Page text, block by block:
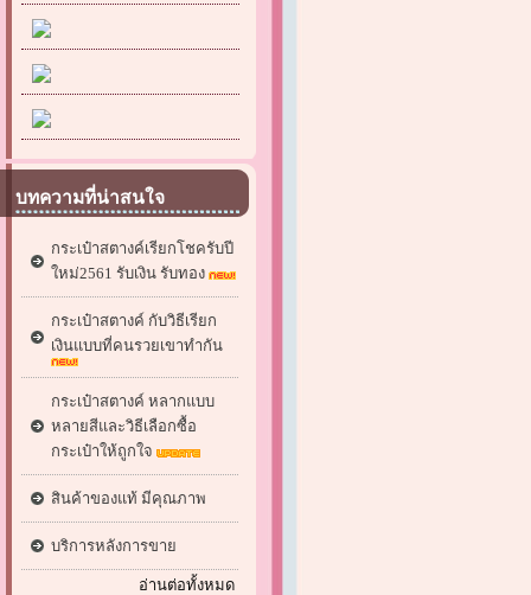
บทความที่น่าสนใจ
กระเป๋าสตางค์เรียกโชครับปี
ใหม่2561 รับเงิน รับทอง
กระเป๋าสตางค์ กับวิธีเรียก
เงินแบบที่คนรวยเขาทำกัน
กระเป๋าสตางค์ หลากแบบ
หลายสีและวิธีเลือกซื้อ
กระเป๋าให้ถูกใจ
สินค้าของแท้ มีคุณภาพ
บริการหลังการขาย
อ่านต่อทั้งหมด